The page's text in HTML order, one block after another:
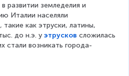
развитии земледелия и
Италии населяли
как этруски, латины,
до н.э. у этрусков сложилась
стали возникать города-